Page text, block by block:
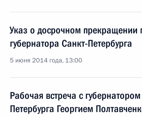
Указ о досрочном прекращении
губернатора Санкт-Петербурга
5 июня 2014 года, 13:00
Рабочая встреча с
Петербурга Георгием